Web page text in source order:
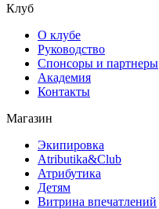
Клуб
О клубе
Руководство
Спонсоры и партнеры
Академия
Контакты
Магазин
Экипировка
Atributika&Club
Атрибутика
Детям
Витрина впечатлений